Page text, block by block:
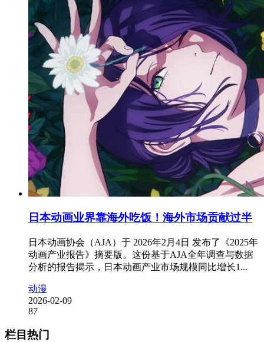
日本动画业界靠海外吃饭！海外市场贡献过半
日本动画协会（AJA）于 2026年2月4日 发布了《2025年
动画产业报告》摘要版。这份基于AJA全年调查与数据
分析的报告揭示，日本动画产业市场规模同比增长1...
动漫
2026-02-09
87
栏目热门